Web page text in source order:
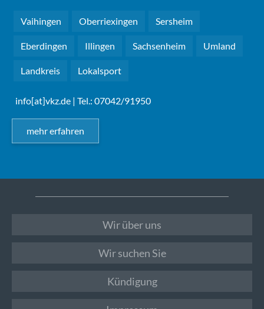
Vaihingen Oberriexingen Sersheim
Eberdingen Illingen Sachsenheim Umland
Landkreis Lokalsport
info[at]vkz.de | Tel.: 07042/91950
mehr erfahren
Wir über uns
Wir suchen Sie
Kündigung